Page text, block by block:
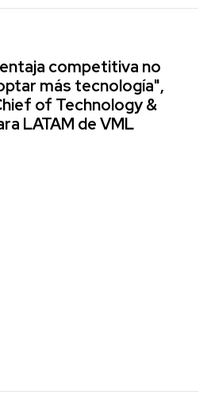
competitiva no
más tecnología",
of Technology &
LATAM de VML